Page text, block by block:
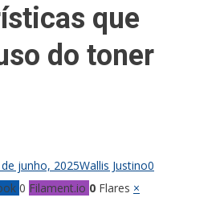
que
do toner
junho, 2025Wallis Justino0
0 Filament.io 0 Flares ×